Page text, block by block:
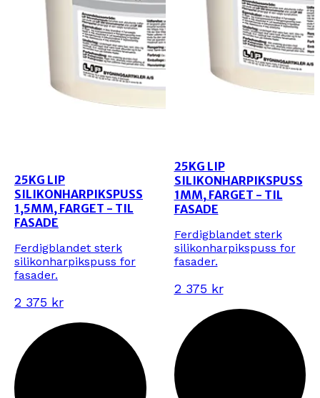
25KG LIP
SILIKONHARPIKSPUSS
1,5MM, FARGET - TIL
FASADE
Ferdigblandet sterk
silikonharpikspuss for
fasader.
2 375 kr
25KG LIP
SILIKONHARPIKSPUSS
1MM, FARGET - TIL
FASADE
Ferdigblandet sterk
silikonharpikspuss for
fasader.
2 375 kr